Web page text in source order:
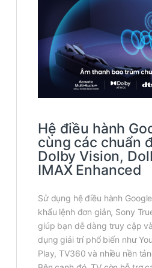
Hệ điều hành
cùng các chuẩn
Dolby Vision,
IMAX Enhanced
Sử dụng hệ điều hành
khẩu lệnh đơn giản, Sony
giúp bạn dễ dàng truy cập
dụng giải trí phổ biến như
Play, TV360 và nhiều nền